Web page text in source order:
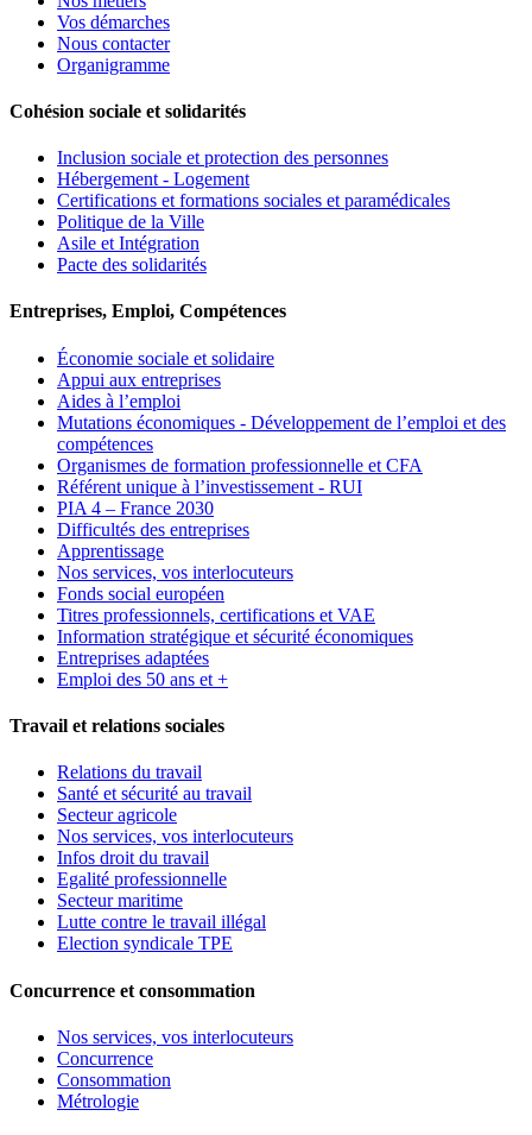
Vos démarches
Nous contacter
Organigramme
Cohésion sociale et solidarités
Inclusion sociale et protection des personnes
Hébergement - Logement
Certifications et formations sociales et paramédicales
Politique de la Ville
Asile et Intégration
Pacte des solidarités
Entreprises, Emploi, Compétences
Économie sociale et solidaire
Appui aux entreprises
Aides à l’emploi
Mutations économiques - Développement de l’emploi et des
compétences
Organismes de formation professionnelle et CFA
Référent unique à l’investissement - RUI
PIA 4 – France 2030
Difficultés des entreprises
Apprentissage
Nos services, vos interlocuteurs
Fonds social européen
Titres professionnels, certifications et VAE
Information stratégique et sécurité économiques
Entreprises adaptées
Emploi des 50 ans et +
Travail et relations sociales
Relations du travail
Santé et sécurité au travail
Secteur agricole
Nos services, vos interlocuteurs
Infos droit du travail
Egalité professionnelle
Secteur maritime
Lutte contre le travail illégal
Election syndicale TPE
Concurrence et consommation
Nos services, vos interlocuteurs
Concurrence
Consommation
Métrologie